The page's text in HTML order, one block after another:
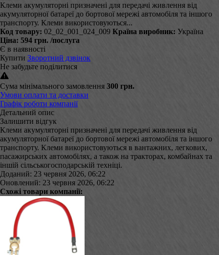
Клеми акумуляторні призначені для передачі живлення від
акумуляторної батареї до бортової мережі автомобіля та іншого
транспорту. Клеми використовуються...
Код товару: 02_02_001_024_009 Країна виробник: Україна
Ціна: 594 грн. /послуга
Є в наявності
Купити Зворотний дзвінок
Не забудьте поділитися
Сума мінімального замовлення 300 грн.
Умови оплати та доставки
Графік роботи компанії
Детальний опис
Залишити відгук
Клеми акумуляторні призначені для передачі живлення від
акумуляторної батареї до бортової мережі автомобіля та іншого
транспорту. Клеми використовуються в вантажних, легкових,
пасажирських автомобілях, а також на тракторах, комбайнах та
іншій сільськогосподарській техніці.
Доданий: 23 червня 2026, 06:22
Оновлений: 23 червня 2026, 06:22
Схожі товари компанії: